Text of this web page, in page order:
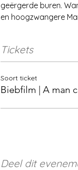
geërgerde buren.
en hoogzwangere
Tickets
Soort ticket
Biebfilm | A man
Deel dit